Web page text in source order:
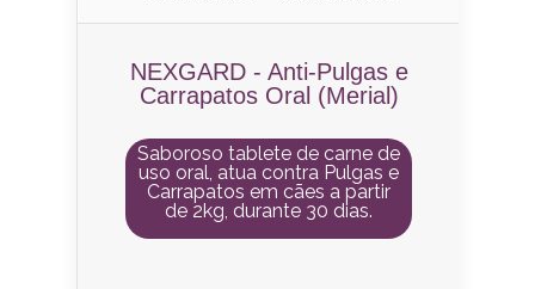
NEXGARD - Anti-Pulgas e
Carrapatos Oral (Merial)
Saboroso tablete de carne de
uso oral, atua contra Pulgas e
Carrapatos em cães a partir
de 2kg, durante 30 dias.